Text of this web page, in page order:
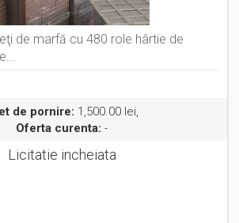
de marfă cu 480 role hârtie de
de pornire: 1,500.00 lei,
Oferta curenta: -
Licitatie incheiata